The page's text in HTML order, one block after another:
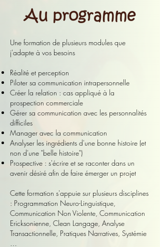
Une formation de plusieurs modules que
j'adapte à vos besoins
Réalité et perception
Piloter sa communication intrapersonnelle
Créer la relation : cas appliqué à la
prospection commerciale
Gérer sa communication avec les personnalités
difficiles
Manager avec la communication
Analyser les ingrédients d'une bonne histoire (et
non d'une "belle histoire")
Prospective : s'écrire et se raconter dans un
avenir désiré afin de faire émerger un projet
Cette formation s'appuie sur plusieurs disciplines
: Programmation Neuro-Linguistique,
Communication Non Violente , Communication
Ericksonienne, Clean Langage, Analyse
Transactionnelle, Pratiques Narratives, Systémie